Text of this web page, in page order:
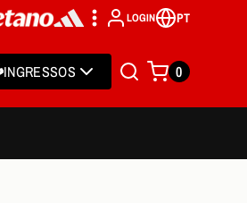
LOGIN PT
INGRESSOS 0